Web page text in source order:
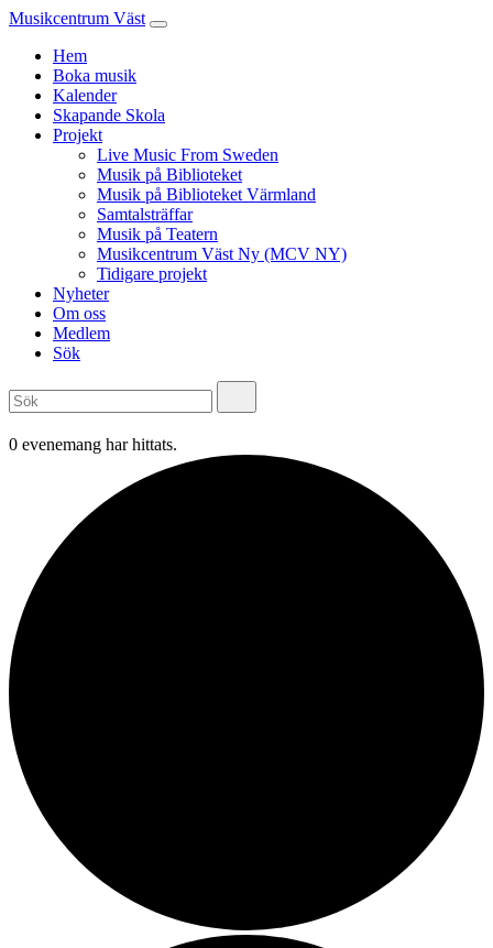
Musikcentrum Väst
Hem
Boka musik
Kalender
Skapande Skola
Projekt
Live Music From Sweden
Musik på Biblioteket
Musik på Biblioteket Värmland
Samtalsträffar
Musik på Teatern
Musikcentrum Väst Ny (MCV NY)
Tidigare projekt
Nyheter
Om oss
Medlem
Sök
0 evenemang har hittats.